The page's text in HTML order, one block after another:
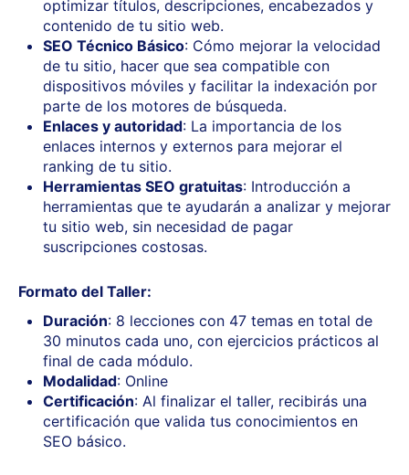
optimizar títulos, descripciones, encabezados y
contenido de tu sitio web.
SEO Técnico Básico: Cómo mejorar la velocidad
de tu sitio, hacer que sea compatible con
dispositivos móviles y facilitar la indexación por
parte de los motores de búsqueda.
Enlaces y autoridad: La importancia de los
enlaces internos y externos para mejorar el
ranking de tu sitio.
Herramientas SEO gratuitas: Introducción a
herramientas que te ayudarán a analizar y mejorar
tu sitio web, sin necesidad de pagar
suscripciones costosas.
Formato del Taller:
Duración: 8 lecciones con 47 temas en total de
30 minutos cada uno, con ejercicios prácticos al
final de cada módulo.
Modalidad: Online
Certificación: Al finalizar el taller, recibirás una
certificación que valida tus conocimientos en
SEO básico.